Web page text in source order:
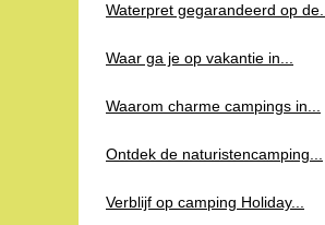
Waterpret gegarandeerd op de...
Waar ga je op vakantie in...
Waarom charme campings in...
Ontdek de naturistencamping...
Verblijf op camping Holiday...